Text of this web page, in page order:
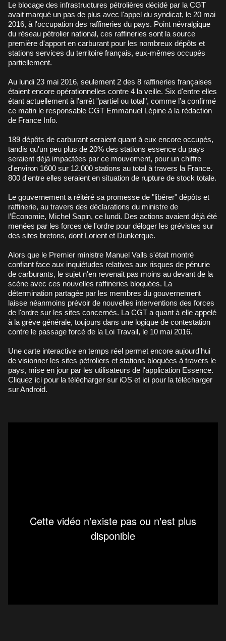
Le blocage des infrastructures pétrolières décidé par la CGT
avait marqué un pas de plus avec l'appel du syndicat, le 20 mai
2016, à l'occupation des raffineries du pays. Point névralgique
du réseau pétrolier national, ces raffineries sont la source
première d'apport en carburant pour les nombreux dépôts et
stations services du territoire français, eux-mêmes occupés
partiellement.
Au lundi 23 mai 2016, seulement 2 des 8 raffineries françaises
étaient encore opérationnelles contre 4 la veille. Six d'entre elles
étant actuellement à l'arrêt "partiel ou total", comme l'a confirmé
ce matin le responsable CGT Emmanuel Lépine à la rédaction
de France Info.
189 dépôts de carburant seraient quant à eux encore occupés,
tandis qu'un peu plus de 20% des stations essence du pays
seraient déjà impactées par ce mouvement, pour un chiffre
d'environ 1600 sur 12.000 stations au total à travers la France.
800 d'entre elles seraient en situation de rupture de stock totale.
Le gouvernement a réitéré sa promesse de "libérer" dépôts et
raffinerie, au travers des déclarations du ministre de
l’Économie, Michel Sapin, ce lundi. Des actions avaient déjà été
menées par les forces de l'ordre pour déloger les grévistes sur
des sites bretons, dont Lorient et Dunkerque.
Alors que le Premier ministre Manuel Valls s'était montré
confiant face aux inquiétudes relatives aux risques de pénurie
de carburants, le sujet n'en revenait pas moins au devant de la
scène avec ces nouvelles raffineries bloquées. La
détermination partagée par les membres du gouvernement
laisse néanmoins prévoir de nouvelles interventions des forces
de l'ordre sur les sites concernés. La CGT a quant à elle appelé
à la grève générale, toujours dans une logique de contestation
contre le passage forcé de la Loi Travail, le 10 mai 2016.
Une carte interactive en temps réel permet encore aujourd'hui
de visionner les sites pétroliers et stations bloquées à travers le
pays, mise en jour par les utilisateurs de l'application Essence.
Cliquez ici pour la télécharger sur iOS et ici pour la télécharger
sur Android.